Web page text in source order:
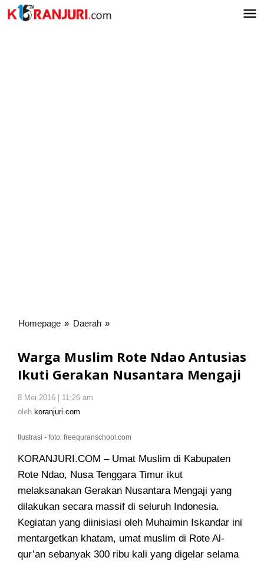
Lewati
ke
Homepage » Daerah »
Ndao
Antusias
Warga Muslim Rote Ndao Antusias
Ikuti Gerakan Nusantara Mengaji
8 Mei 2016 | 11:26 am
oleh koranjuri.com
Ilustrasi - foto: freequranschool.com
KORANJURI.COM – Umat Muslim di Kabupaten
Rote Ndao, Nusa Tenggara Timur ikut
melaksanakan Gerakan Nusantara Mengaji yang
dilakukan secara massif di seluruh Indonesia.
Kegiatan yang diinisiasi oleh Muhaimin Iskandar ini
mentargetkan khatam, umat muslim di Rote Al-
qur’an sebanyak 300 ribu kali yang digelar selama